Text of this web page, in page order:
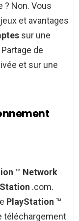
? Non. Vous
et avantages
sur une
de
et sur une
™ Network
.com.
PlayStation ™
téléchargement